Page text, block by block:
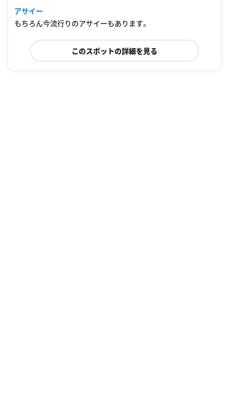
アサイー
もちろん今流行りのアサイーもあります。
このスポットの詳細を見る